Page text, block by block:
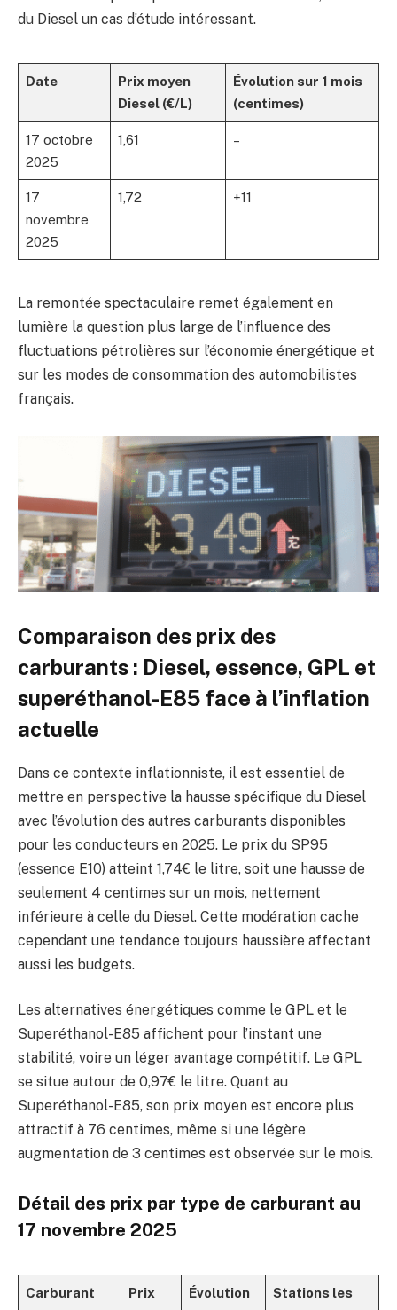
du Diesel un cas d’étude intéressant.
Date
Prix moyen
Diesel (€/L)
Évolution sur 1 mois
(centimes)
17 octobre
2025
1,61 –
17
novembre
2025
1,72 +11
La remontée spectaculaire remet également en
lumière la question plus large de l’influence des
fluctuations pétrolières sur l’économie énergétique et
sur les modes de consommation des automobilistes
français.
Comparaison des prix des
carburants : Diesel, essence, GPL et
superéthanol-E85 face à l’inflation
actuelle
Dans ce contexte inflationniste, il est essentiel de
mettre en perspective la hausse spécifique du Diesel
avec l’évolution des autres carburants disponibles
pour les conducteurs en 2025. Le prix du SP95
(essence E10) atteint 1,74€ le litre, soit une hausse de
seulement 4 centimes sur un mois, nettement
inférieure à celle du Diesel. Cette modération cache
cependant une tendance toujours haussière affectant
aussi les budgets.
Les alternatives énergétiques comme le GPL et le
Superéthanol-E85 affichent pour l’instant une
stabilité, voire un léger avantage compétitif. Le GPL
se situe autour de 0,97€ le litre. Quant au
Superéthanol-E85, son prix moyen est encore plus
attractif à 76 centimes, même si une légère
augmentation de 3 centimes est observée sur le mois.
Détail des prix par type de carburant au
17 novembre 2025
Carburant
Prix
Évolution
Stations les